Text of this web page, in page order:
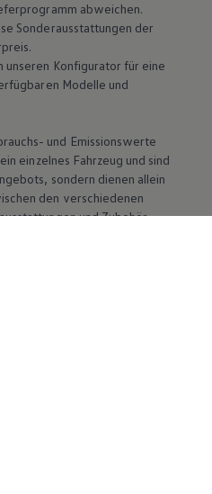
abweichen.
Sonderausstattungen der
unseren Konfigurator für eine
Modelle und
und Emissionswerte
einzelnes Fahrzeug und sind
sondern dienen allein
den verschiedenen
und Zubehör